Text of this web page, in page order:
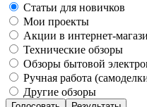
Статьи для новичков
Мои проекты
Акции в интернет-
Технические обзоры
Обзоры бытовой
Ручная работа
Другие обзоры